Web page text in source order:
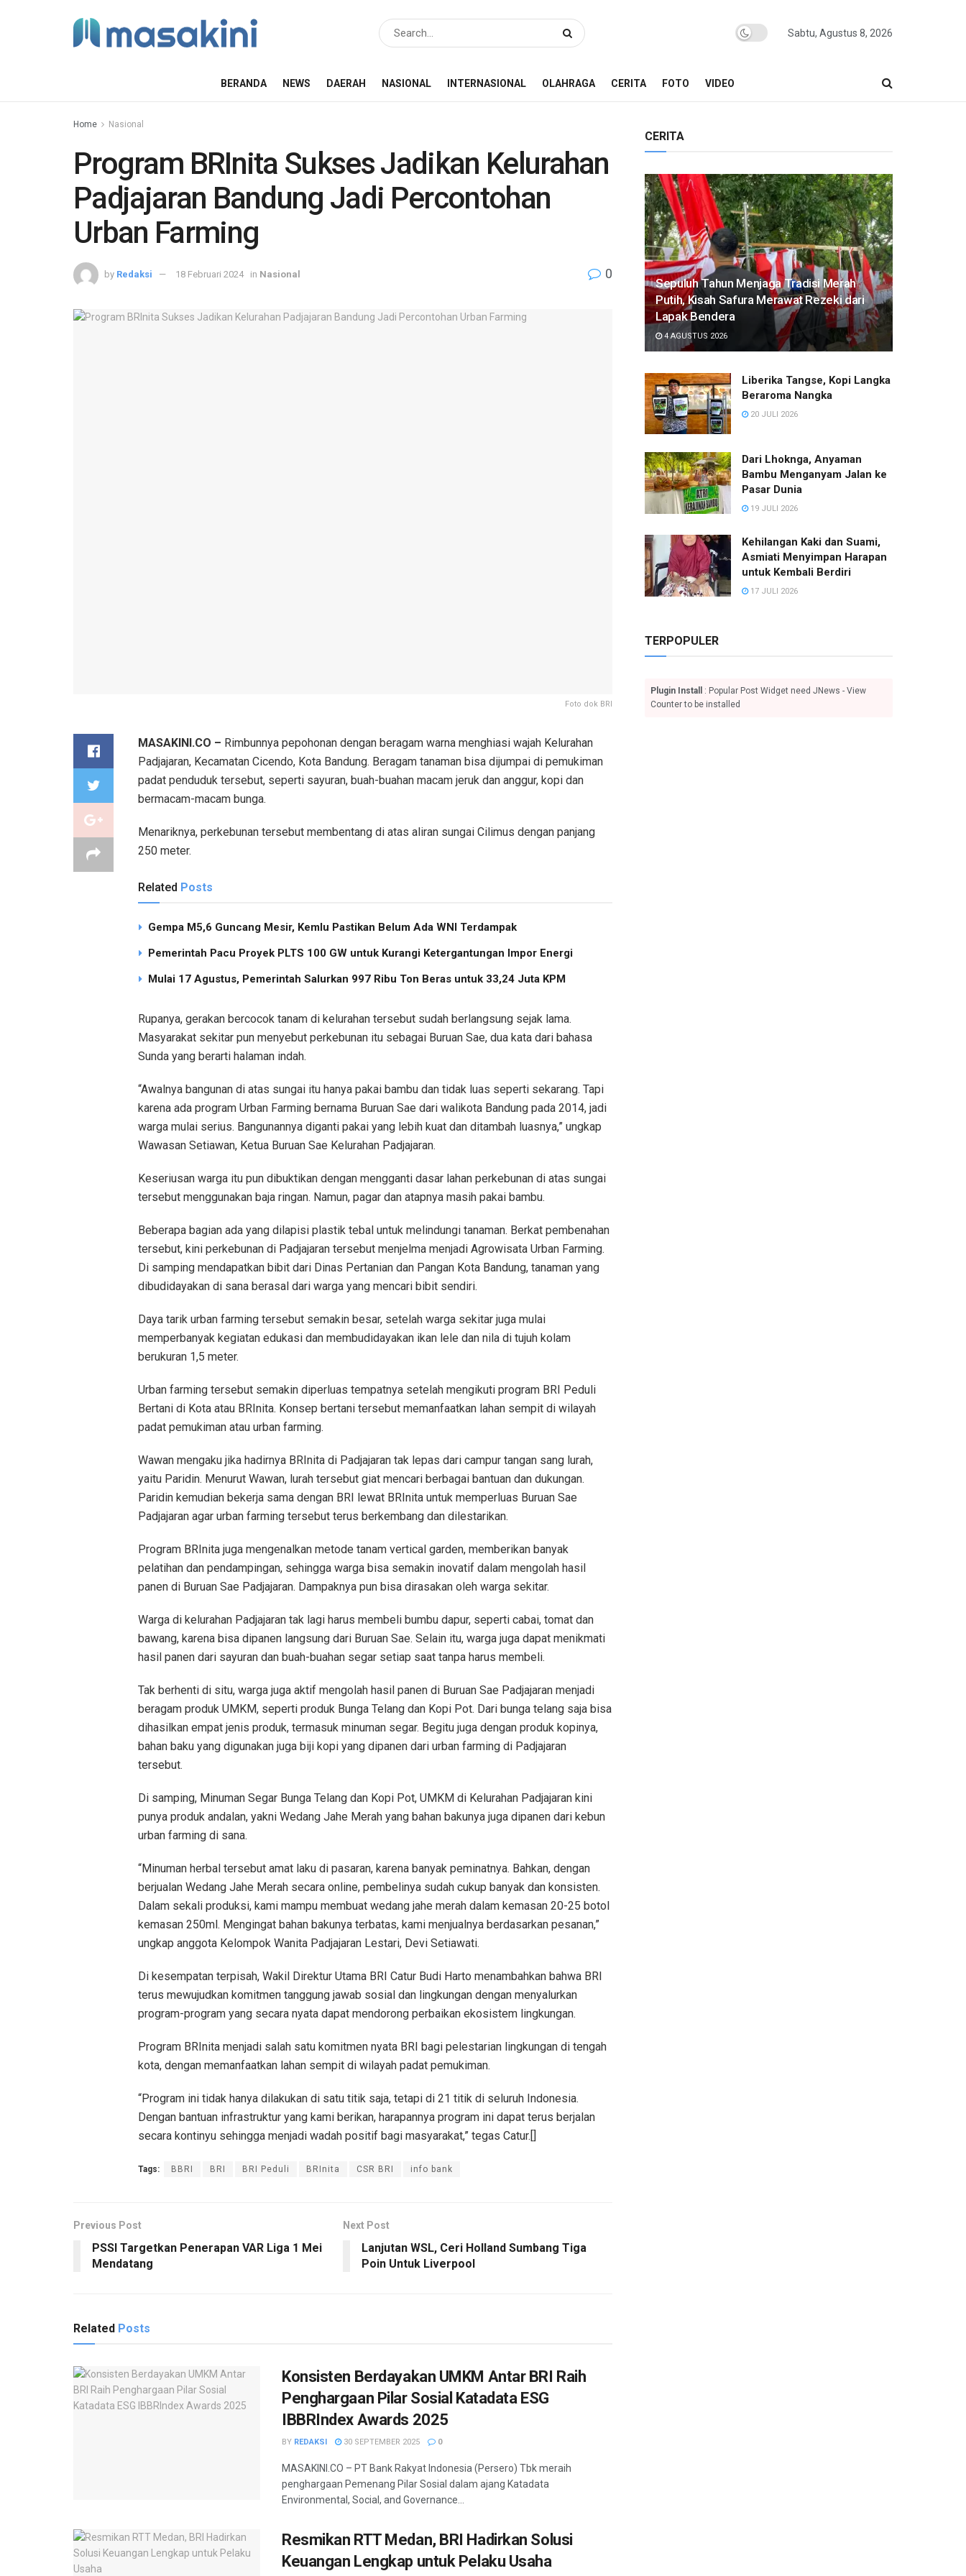
Sabtu, Agustus 8, 2026
BERANDA NEWS DAERAH NASIONAL INTERNASIONAL OLAHRAGA CERITA FOTO VIDEO
Home Nasional
Program BRInita Sukses Jadikan Kelurahan
Padjajaran Bandung Jadi Percontohan
Urban Farming
by Redaksi 18 Februari 2024 in Nasional 0
Foto dok BRI
MASAKINI.CO – Rimbunnya pepohonan dengan beragam warna menghiasi wajah Kelurahan
Padjajaran, Kecamatan Cicendo, Kota Bandung. Beragam tanaman bisa dijumpai di pemukiman
padat penduduk tersebut, seperti sayuran, buah-buahan macam jeruk dan anggur, kopi dan
bermacam-macam bunga.
Menariknya, perkebunan tersebut membentang di atas aliran sungai Cilimus dengan panjang
250 meter.
Related Posts
Gempa M5,6 Guncang Mesir, Kemlu Pastikan Belum Ada WNI Terdampak
Pemerintah Pacu Proyek PLTS 100 GW untuk Kurangi Ketergantungan Impor Energi
Mulai 17 Agustus, Pemerintah Salurkan 997 Ribu Ton Beras untuk 33,24 Juta KPM
Rupanya, gerakan bercocok tanam di kelurahan tersebut sudah berlangsung sejak lama.
Masyarakat sekitar pun menyebut perkebunan itu sebagai Buruan Sae, dua kata dari bahasa
Sunda yang berarti halaman indah.
“Awalnya bangunan di atas sungai itu hanya pakai bambu dan tidak luas seperti sekarang. Tapi
karena ada program Urban Farming bernama Buruan Sae dari walikota Bandung pada 2014, jadi
warga mulai serius. Bangunannya diganti pakai yang lebih kuat dan ditambah luasnya,” ungkap
Wawasan Setiawan, Ketua Buruan Sae Kelurahan Padjajaran.
Keseriusan warga itu pun dibuktikan dengan mengganti dasar lahan perkebunan di atas sungai
tersebut menggunakan baja ringan. Namun, pagar dan atapnya masih pakai bambu.
Beberapa bagian ada yang dilapisi plastik tebal untuk melindungi tanaman. Berkat pembenahan
tersebut, kini perkebunan di Padjajaran tersebut menjelma menjadi Agrowisata Urban Farming.
Di samping mendapatkan bibit dari Dinas Pertanian dan Pangan Kota Bandung, tanaman yang
dibudidayakan di sana berasal dari warga yang mencari bibit sendiri.
Daya tarik urban farming tersebut semakin besar, setelah warga sekitar juga mulai
memperbanyak kegiatan edukasi dan membudidayakan ikan lele dan nila di tujuh kolam
berukuran 1,5 meter.
Urban farming tersebut semakin diperluas tempatnya setelah mengikuti program BRI Peduli
Bertani di Kota atau BRInita. Konsep bertani tersebut memanfaatkan lahan sempit di wilayah
padat pemukiman atau urban farming.
Wawan mengaku jika hadirnya BRInita di Padjajaran tak lepas dari campur tangan sang lurah,
yaitu Paridin. Menurut Wawan, lurah tersebut giat mencari berbagai bantuan dan dukungan.
Paridin kemudian bekerja sama dengan BRI lewat BRInita untuk memperluas Buruan Sae
Padjajaran agar urban farming tersebut terus berkembang dan dilestarikan.
Program BRInita juga mengenalkan metode tanam vertical garden, memberikan banyak
pelatihan dan pendampingan, sehingga warga bisa semakin inovatif dalam mengolah hasil
panen di Buruan Sae Padjajaran. Dampaknya pun bisa dirasakan oleh warga sekitar.
Warga di kelurahan Padjajaran tak lagi harus membeli bumbu dapur, seperti cabai, tomat dan
bawang, karena bisa dipanen langsung dari Buruan Sae. Selain itu, warga juga dapat menikmati
hasil panen dari sayuran dan buah-buahan segar setiap saat tanpa harus membeli.
Tak berhenti di situ, warga juga aktif mengolah hasil panen di Buruan Sae Padjajaran menjadi
beragam produk UMKM, seperti produk Bunga Telang dan Kopi Pot. Dari bunga telang saja bisa
dihasilkan empat jenis produk, termasuk minuman segar. Begitu juga dengan produk kopinya,
bahan baku yang digunakan juga biji kopi yang dipanen dari urban farming di Padjajaran
tersebut.
Di samping, Minuman Segar Bunga Telang dan Kopi Pot, UMKM di Kelurahan Padjajaran kini
punya produk andalan, yakni Wedang Jahe Merah yang bahan bakunya juga dipanen dari kebun
urban farming di sana.
“Minuman herbal tersebut amat laku di pasaran, karena banyak peminatnya. Bahkan, dengan
berjualan Wedang Jahe Merah secara online, pembelinya sudah cukup banyak dan konsisten.
Dalam sekali produksi, kami mampu membuat wedang jahe merah dalam kemasan 20-25 botol
kemasan 250ml. Mengingat bahan bakunya terbatas, kami menjualnya berdasarkan pesanan,”
ungkap anggota Kelompok Wanita Padjajaran Lestari, Devi Setiawati.
Di kesempatan terpisah, Wakil Direktur Utama BRI Catur Budi Harto menambahkan bahwa BRI
terus mewujudkan komitmen tanggung jawab sosial dan lingkungan dengan menyalurkan
program-program yang secara nyata dapat mendorong perbaikan ekosistem lingkungan.
Program BRInita menjadi salah satu komitmen nyata BRI bagi pelestarian lingkungan di tengah
kota, dengan memanfaatkan lahan sempit di wilayah padat pemukiman.
“Program ini tidak hanya dilakukan di satu titik saja, tetapi di 21 titik di seluruh Indonesia.
Dengan bantuan infrastruktur yang kami berikan, harapannya program ini dapat terus berjalan
secara kontinyu sehingga menjadi wadah positif bagi masyarakat,” tegas Catur.[]
Tags: BBRI BRI BRI Peduli BRInita CSR BRI info bank
Previous Post
PSSI Targetkan Penerapan VAR Liga 1 Mei
Mendatang
Next Post
Lanjutan WSL, Ceri Holland Sumbang Tiga
Poin Untuk Liverpool
Related Posts
Konsisten Berdayakan UMKM Antar BRI Raih
Penghargaan Pilar Sosial Katadata ESG
IBBRIndex Awards 2025
BY REDAKSI 30 SEPTEMBER 2025 0
MASAKINI.CO – PT Bank Rakyat Indonesia (Persero) Tbk meraih
penghargaan Pemenang Pilar Sosial dalam ajang Katadata
Environmental, Social, and Governance...
Resmikan RTT Medan, BRI Hadirkan Solusi
Keuangan Lengkap untuk Pelaku Usaha
CERITA
Sepuluh Tahun Menjaga Tradisi Merah
Putih, Kisah Safura Merawat Rezeki dari
Lapak Bendera
4 AGUSTUS 2026
Liberika Tangse, Kopi Langka
Beraroma Nangka
20 JULI 2026
Dari Lhoknga, Anyaman
Bambu Menganyam Jalan ke
Pasar Dunia
19 JULI 2026
Kehilangan Kaki dan Suami,
Asmiati Menyimpan Harapan
untuk Kembali Berdiri
17 JULI 2026
TERPOPULER
Plugin Install
: Popular Post Widget need JNews - View
Counter to be installed